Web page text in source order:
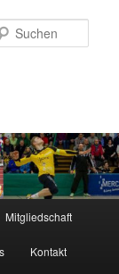
Mitgliedschaft
Kontakt